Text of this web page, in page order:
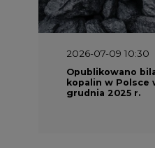
2026-07-09 10:30
Opublikowano
kopalin w Polsce
grudnia 2025 r.